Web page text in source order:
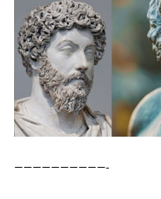
——————————-